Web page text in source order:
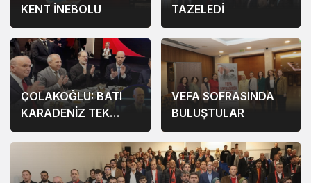
KENT İNEBOLU
TAZELEDİ
ÇOLAKOĞLU: BATI
KARADENİZ TEK
YÜREKTİR
VEFA SOFRASINDA
BULUŞTULAR